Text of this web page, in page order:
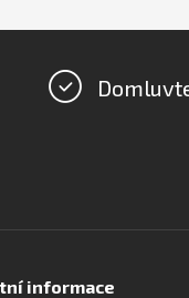
informace